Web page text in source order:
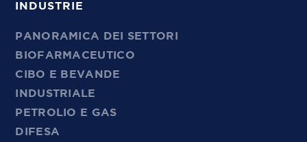
INDUSTRIE
PANORAMICA DEI SETTORI
BIOFARMACEUTICO
CIBO E BEVANDE
INDUSTRIALE
PETROLIO E GAS
DIFESA